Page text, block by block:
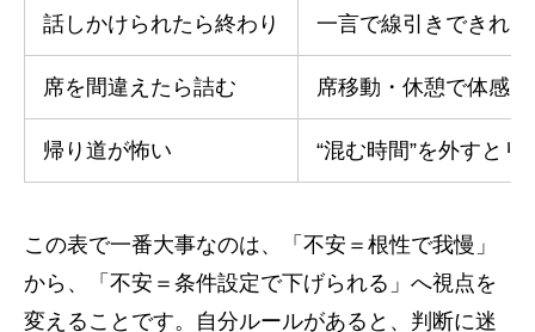
話しかけられたら終わり 一言で線引きできれ
席を間違えたら詰む 席移動・休憩で体感
帰り道が怖い “混む時間”を外すとリ
この表で一番大事なのは、「不安＝根性で我慢」
から、「不安＝条件設定で下げられる」へ視点を
変えることです。自分ルールがあると、判断に迷